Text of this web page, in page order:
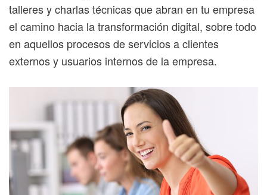
talleres y charlas técnicas que abran en tu empresa
el camino hacia la transformación digital, sobre todo
en aquellos procesos de servicios a clientes
externos y usuarios internos de la empresa.